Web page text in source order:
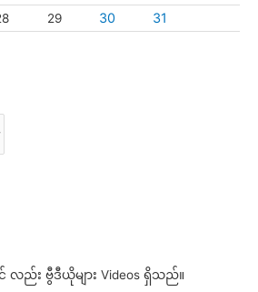
29 30
31
လည်း ဗွီဒီယိုများ Videos ရှိသည်။